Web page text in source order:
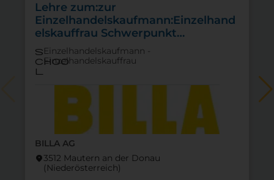
BILLA AG
location_on3512 Mautern an der Donau
(Nieder­österreich)
Lehre zum:zur
Einzelhandelskaufmann:Einzelhand
elskauffrau Schwerpunkt
Lebensmittel
s
choo
l
Einzelhandelskaufmann -
Einzelhandelskauffrau